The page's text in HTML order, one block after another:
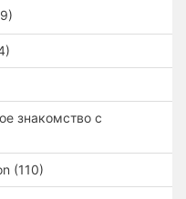
знакомство с
(110)